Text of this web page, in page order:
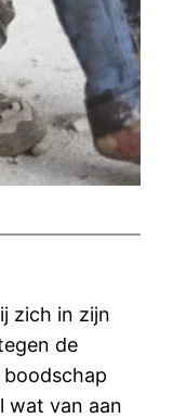
zich in zijn
de
wat van aan